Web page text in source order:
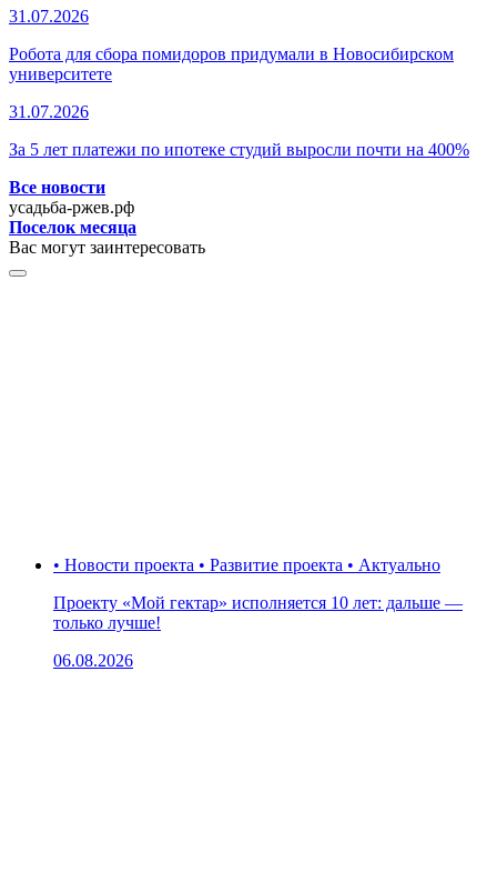
31.07.2026
Робота для сбора помидоров придумали в Новосибирском
университете
31.07.2026
За 5 лет платежи по ипотеке студий выросли почти на 400%
Все новости
усадьба-ржев.рф
Поселок месяца
Вас могут заинтересовать
• Новости проекта • Развитие проекта • Актуально
Проекту «Мой гектар» исполняется 10 лет: дальше —
только лучше!
06.08.2026